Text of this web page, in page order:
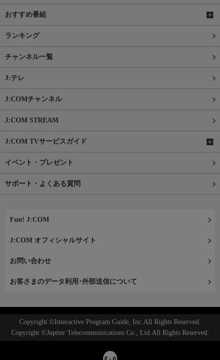
おすすめ番組
ランキング
チャンネル一覧
J:テレ
J:COMチャンネル
J:COM STREAM
J:COM TVサービスガイド
イベント・プレゼント
サポート・よくある質問
Fun! J:COM
J:COM オフィシャルサイト
お問い合わせ
お客さまのデータ利用･外部送信について
Copyright ©Interactive Program Guide, Inc.All Rights Reserved.
Copyright ©Jupiter Telecommunications Co., Ltd.All Rights Reserved.